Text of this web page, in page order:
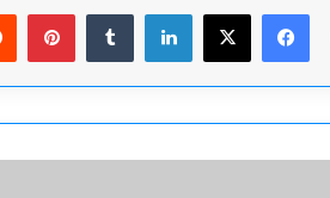
فيسبوك
‫X لينكدإن